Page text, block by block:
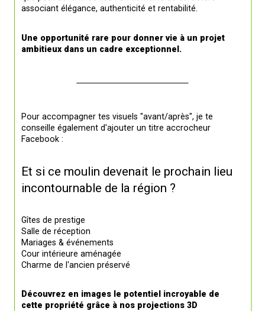
associant élégance, authenticité et rentabilité.
Une opportunité rare pour donner vie à un projet
ambitieux dans un cadre exceptionnel.
Pour accompagner tes visuels "avant/après", je te
conseille également d'ajouter un titre accrocheur
Facebook :
Et si ce moulin devenait le prochain lieu
incontournable de la région ?
Gîtes de prestige
Salle de réception
Mariages & événements
Cour intérieure aménagée
Charme de l'ancien préservé
Découvrez en images le potentiel incroyable de
cette propriété grâce à nos projections 3D